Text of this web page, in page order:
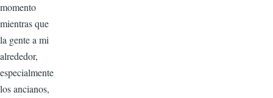
momento
mientras que
la gente a mi
alrededor,
especialmente
los ancianos,